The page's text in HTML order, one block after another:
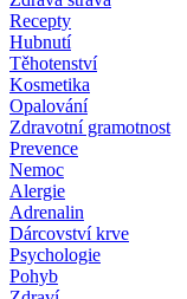
Recepty
Hubnutí
Těhotenství
Kosmetika
Opalování
Zdravotní gramotnost
Prevence
Nemoc
Alergie
Adrenalin
Dárcovství krve
Psychologie
Pohyb